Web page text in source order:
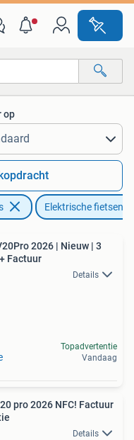
op
Elektrische fietsen
2026 | Nieuw | 3
Factuur
Details
Topadvertentie
Vandaag
pro 2026 NFC! Factuur
Details